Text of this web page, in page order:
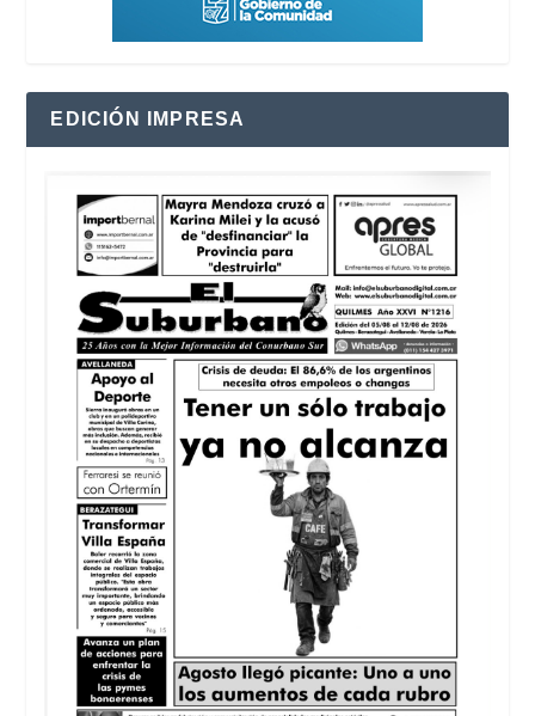
EDICIÓN IMPRESA